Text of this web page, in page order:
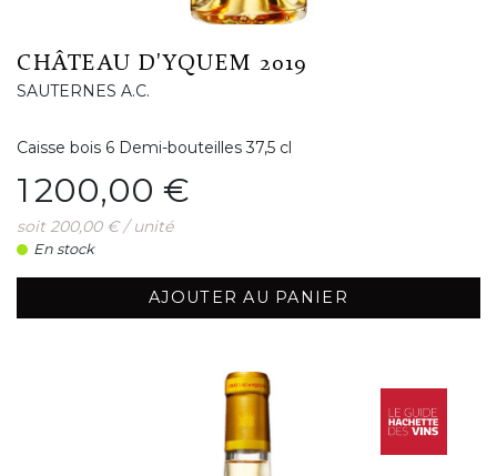
CHÂTEAU D'YQUEM 2019
SAUTERNES A.C.
Caisse bois 6 Demi-bouteilles 37,5 cl
Prix
1 200,00 €
soit 200,00 € / unité
En stock
AJOUTER AU PANIER